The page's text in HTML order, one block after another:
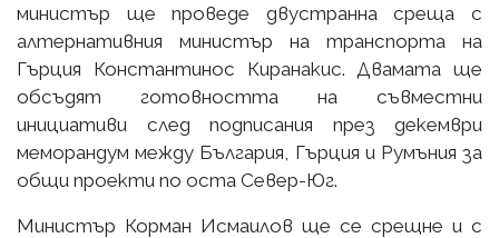
министър ще проведе двустранна среща с
алтернативния министър на транспорта на
Гърция Константинос Киранакис. Двамата ще
обсъдят готовността на съвместни
инициативи след подписания през декември
меморандум между България, Гърция и Румъния за
общи проекти по оста Север-Юг.
Министър Корман Исмаилов ще се срещне и с